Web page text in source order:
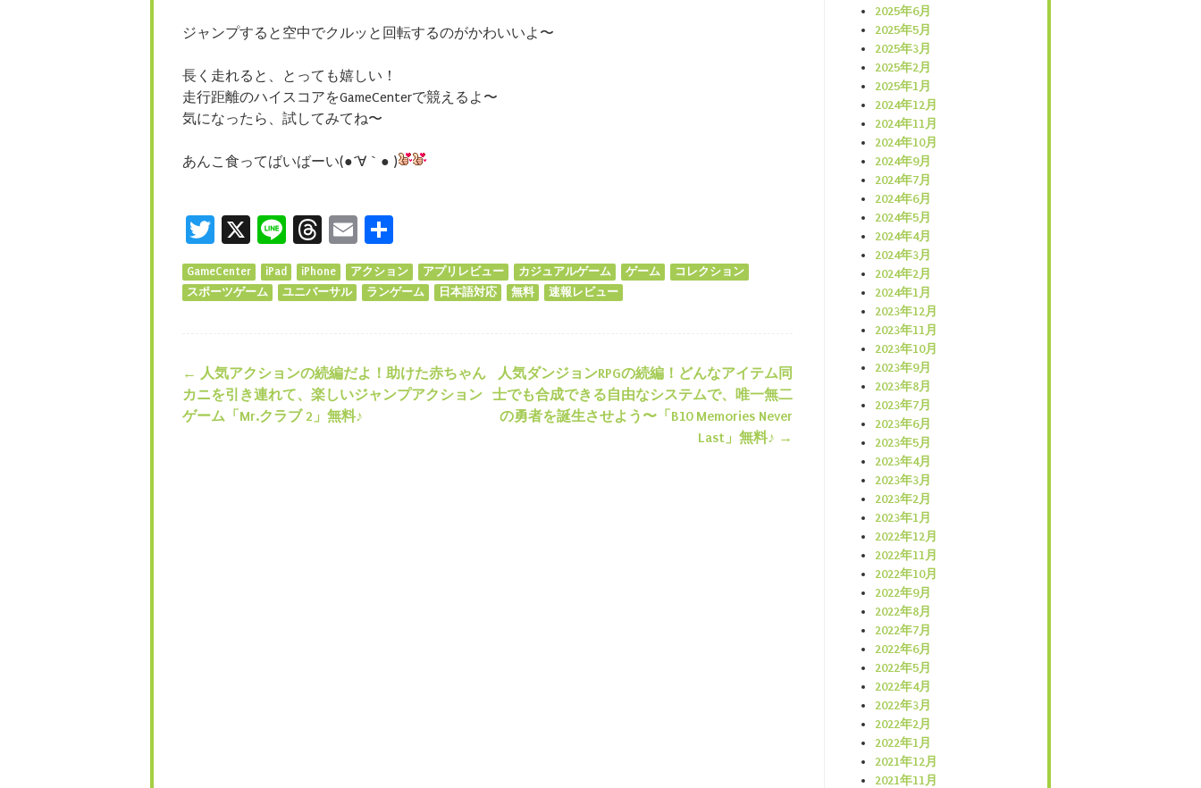
ジャンプすると空中でクルッと回転するのがかわいいよ〜
長く走れると、とっても嬉しい！
走行距離のハイスコアをGameCenterで競えるよ〜
気になったら、 試してみてね〜
あんこ食ってばいばーい(●´∀｀● )
Twitter
X LineThreads
Email
有
GameCenter iPad iPhone アクション アプリレビュー カジュアルゲーム ゲーム
コレクション
スポーツゲーム
ユニバーサル ランゲーム 日本語対応 無料 速報レビュー
投稿ナビゲーション
← 人気アクションの続編だよ！助けた赤ちゃん
カニを引き連れて、楽しいジャンプアクション
ゲーム「Mr.クラブ 2」無料♪
人気ダンジョンRPGの続編！どんなアイテム同
士でも合成できる自由なシステムで、唯一無二
の勇者を誕生させよう〜「B10 Memories Never
Last」無料♪ →
2025年6月
2025年5月
2025年3月
2025年2月
2025年1月
2024年12月
2024年11月
2024年10月
2024年9月
2024年7月
2024年6月
2024年5月
2024年4月
2024年3月
2024年2月
2024年1月
2023年12月
2023年11月
2023年10月
2023年9月
2023年8月
2023年7月
2023年6月
2023年5月
2023年4月
2023年3月
2023年2月
2023年1月
2022年12月
2022年11月
2022年10月
2022年9月
2022年8月
2022年7月
2022年6月
2022年5月
2022年4月
2022年3月
2022年2月
2022年1月
2021年12月
2021年11月